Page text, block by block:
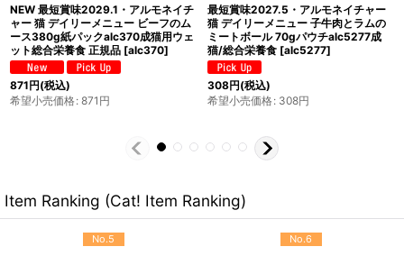
NEW 最短賞味2029.1・アルモネイチ
ャー 猫 デイリーメニュー まぐろとタ
ラのムース380g紙パックalc374成猫
用ウェット総合栄養食 正規品
[alc374]
871円(税込)
NEW 最短賞味2029.1・アルモネイチ
ャー 猫 デイリーメニュー ターキーの
ムース90g紙パックalc363成猫用ウ
ェット総合栄養食 正規品
399円(税込)
希望小売価格: 399円
Item Ranking (Cat! Item Ranking)
No.5 No.6